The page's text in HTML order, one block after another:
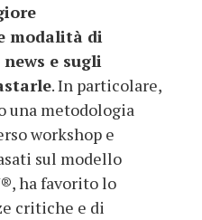
modalità di
e sugli
. In particolare,
una metodologia
workshop e
sul modello
ha favorito lo
critiche e di